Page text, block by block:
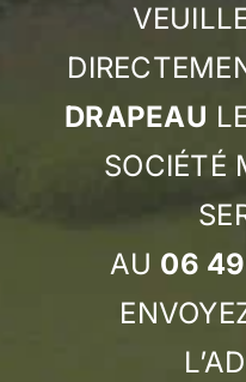
DRAPEAU
SOCIÉTÉ
AU 06